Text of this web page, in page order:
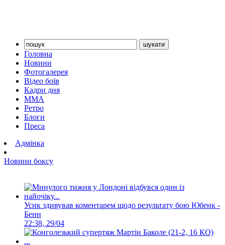
Головна
Новини
Фотогалерея
Відео боїв
Кадри дня
ММА
Ретро
Блоги
Преса
Адмінка
Новини боксу
Усик здивував коментарем щодо результату бою Юбенк -
Бенн
22:38, 29/04